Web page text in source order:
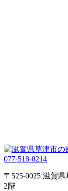
077-518-8214
〒525-0025 滋賀
2階